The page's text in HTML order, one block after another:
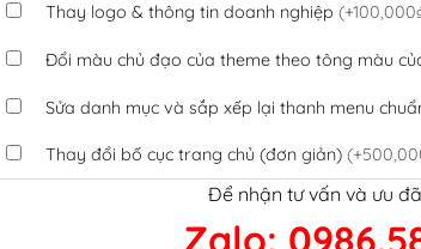
Thay logo & thông tin doanh nghiệp
Đổi màu chủ đạo của theme theo tông màu
Sửa danh mục và sắp xếp lại thanh menu
Thay đổi bố cục trang chủ (đơn giản)
Tích hợp thanh toán QR Code ngân hàng
Để nhận tư vấn và ưu
Zalo: